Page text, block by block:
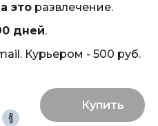
эторазвлечение.
дней.
Курьером - 500 руб.